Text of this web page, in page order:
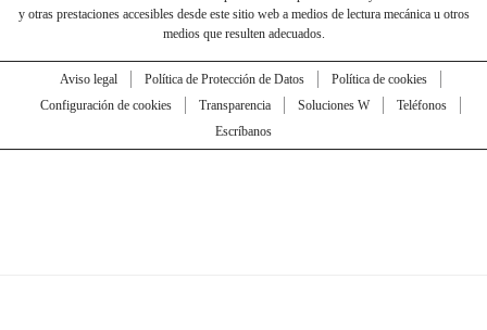
y otras prestaciones accesibles desde este sitio web a medios de lectura mecánica u otros
medios que resulten adecuados.
Aviso legal Política de Protección de Datos
Política de cookies
Configuración de cookies
Transparencia Soluciones W
Teléfonos
Escríbanos